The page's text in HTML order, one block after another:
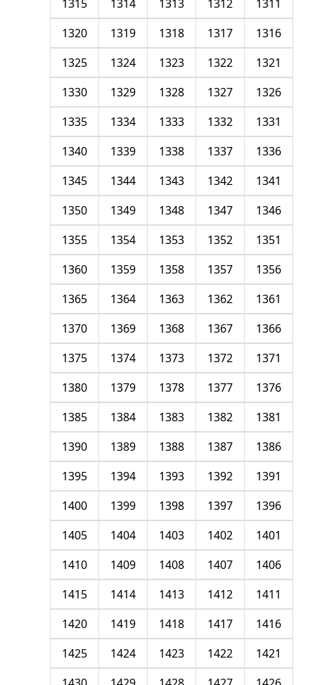
1311
1312
1313
1314
1315
1316
1317
1318
1319
1320
1321
1322
1323
1324
1325
1326
1327
1328
1329
1330
1331
1332
1333
1334
1335
1336
1337
1338
1339
1340
1341
1342
1343
1344
1345
1346
1347
1348
1349
1350
1351
1352
1353
1354
1355
1356
1357
1358
1359
1360
1361
1362
1363
1364
1365
1366
1367
1368
1369
1370
1371
1372
1373
1374
1375
1376
1377
1378
1379
1380
1381
1382
1383
1384
1385
1386
1387
1388
1389
1390
1391
1392
1393
1394
1395
1396
1397
1398
1399
1400
1401
1402
1403
1404
1405
1406
1407
1408
1409
1410
1411
1412
1413
1414
1415
1416
1417
1418
1419
1420
1421
1422
1423
1424
1425